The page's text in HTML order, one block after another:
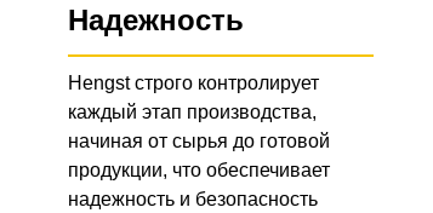
Надежность
Hengst строго контролирует
каждый этап производства,
начиная от сырья до готовой
продукции, что обеспечивает
надежность и безопасность